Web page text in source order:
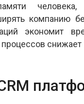
человека,
компанию
экономит
снижает